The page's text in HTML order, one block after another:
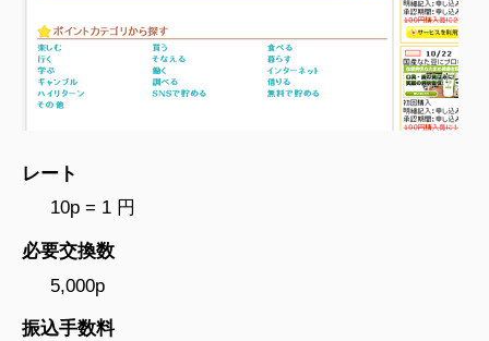
レート
10p = 1 円
必要交換数
5,000p
振込手数料